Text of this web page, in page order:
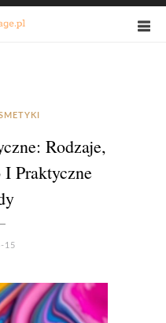
Rodzaje,
Praktyczne
15